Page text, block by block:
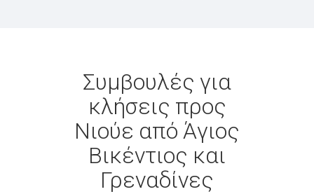
Συμβουλές για
κλήσεις προς
Νιούε από Άγιος
Βικέντιος και
Γρεναδίνες